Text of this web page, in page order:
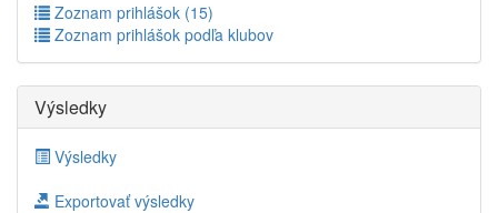
Zoznam prihlášok (15)
Zoznam prihlášok podľa klubov
Výsledky
Výsledky
Exportovať výsledky